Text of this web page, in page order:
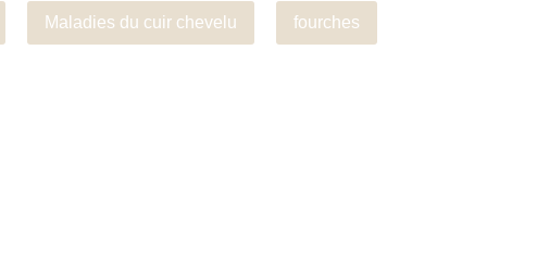
Maladies du cuir chevelu fourches